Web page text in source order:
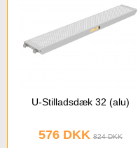
U-Stilladsdæk 32 (alu)
576 DKK 824 DKK